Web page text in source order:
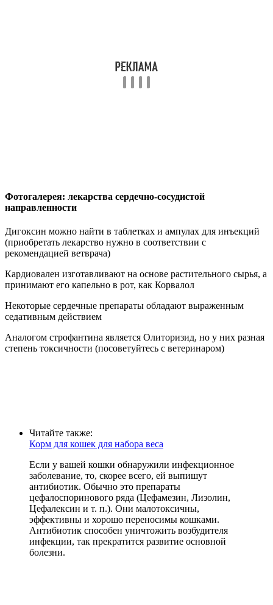
Фотогалерея: лекарства сердечно-сосудистой
направленности
Дигоксин можно найти в таблетках и ампулах для инъекций
(приобретать лекарство нужно в соответствии с
рекомендацией ветврача)
Кардиовален изготавливают на основе растительного сырья, а
принимают его капельно в рот, как Корвалол
Некоторые сердечные препараты обладают выраженным
седативным действием
Аналогом строфантина является Олиторизид, но у них разная
степень токсичности (посоветуйтесь с ветеринаром)
Читайте также:
Корм для кошек для набора веса
Если у вашей кошки обнаружили инфекционное
заболевание, то, скорее всего, ей выпишут
антибиотик. Обычно это препараты
цефалоспоринового ряда (Цефамезин, Лизолин,
Цефалексин и т. п.). Они малотоксичны,
эффективны и хорошо переносимы кошками.
Антибиотик способен уничтожить возбудителя
инфекции, так прекратится развитие основной
болезни.